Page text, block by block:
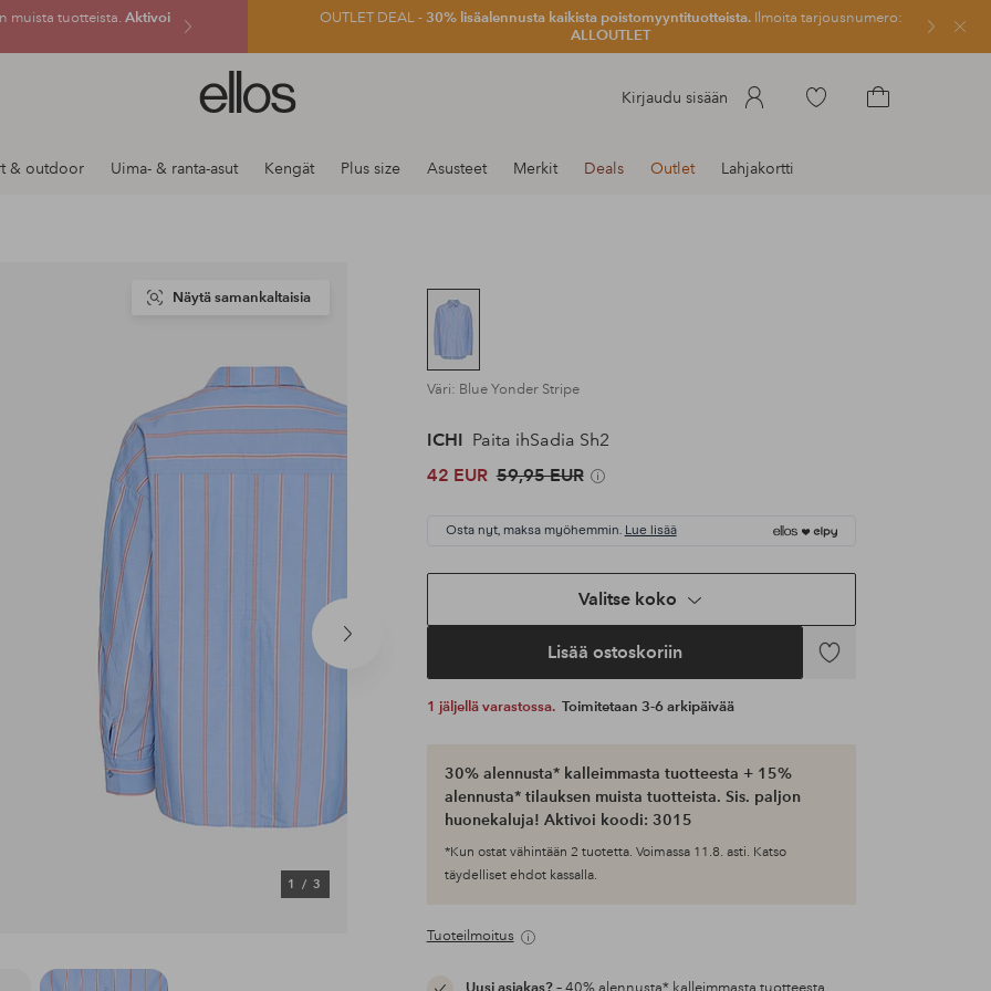
muista tuotteista. Aktivoi OUTLET DEAL -30% lisäalennusta kaikista poistomyyntituotteista.Ilmoita tarjousnumero:
ALLOUTLET
Sulje
Ellos-
logo
siirry
Kirjaudu sisään
Siirry
& outdoor Uima- & ranta-asut Kengät Plus size Asusteet Merkit Deals Outlet Lahjakortti
Seuraava
1/ 3
Näytä samankaltaisia
Väri: Blue Yonder Stripe
ICHI Paita ihSadia Sh2
42 EUR 59,95 EUR
Osta nyt, maksa myöhemmin. Lue lisää
Valitse koko
Lisää ostoskoriin
Lisää
1 jäljellä varastossa. Toimitetaan 3-6 arkipäivää
30% alennusta* kalleimmasta tuotteesta + 15%
alennusta* tilauksen muista tuotteista. Sis. paljon
huonekaluja! Aktivoi koodi: 3015
*Kun ostat vähintään 2 tuotetta. Voimassa 11.8. asti. Katso
täydelliset ehdot kassalla.
Tuoteilmoitus